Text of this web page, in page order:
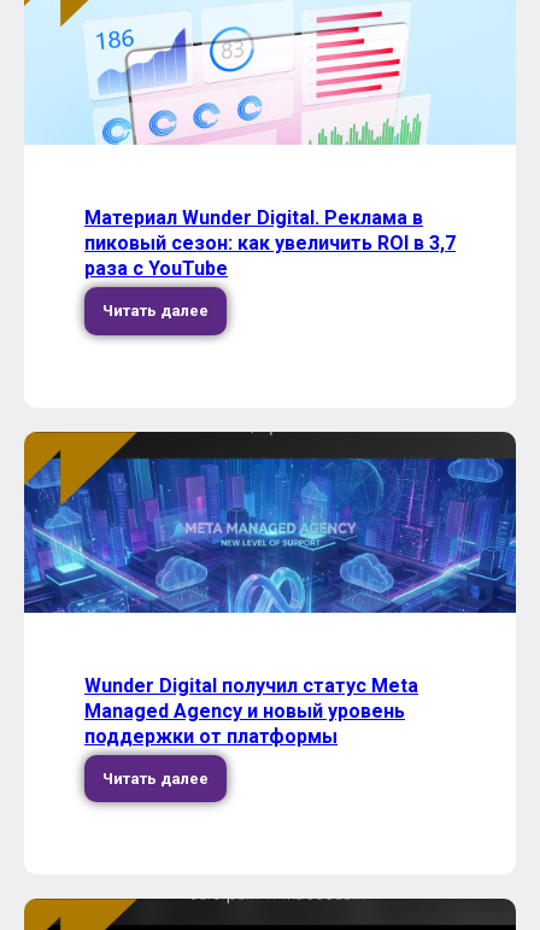
Материал Wunder Digital. Реклама в
пиковый сезон: как увеличить ROI в 3,7
раза с YouTube
Читать далее
Wunder Digital получил статус Meta
Managed Agency и новый уровень
поддержки от платформы
Читать далее